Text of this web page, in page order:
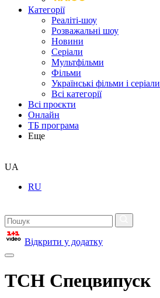
Категорії
Реаліті-шоу
Розважальні шоу
Новини
Серіали
Мультфільми
Фільми
Українські фільми і серіали
Всі категорії
Всі проєкти
Онлайн
ТБ програма
Еще
UA
RU
Відкрити у додатку
ТСН Спецвипуск